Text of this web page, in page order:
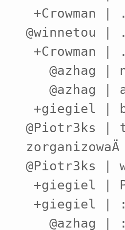
   @azhag | no i skucha
   @azhag | a poza tym nie wypada dwa razy szlaczkowaÄ
@Piotr3ks |
zorganizowaÄ
@Piotr3ks |
   @azhag | :D